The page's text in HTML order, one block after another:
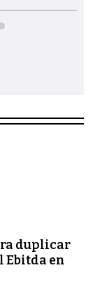
duplicar
Ebitda en